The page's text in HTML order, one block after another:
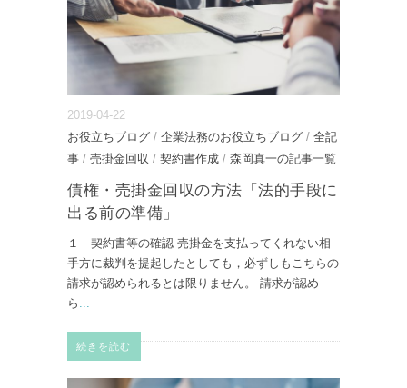
2019-04-22
お役立ちブログ / 企業法務のお役立ちブログ / 全記
事 / 売掛金回収 / 契約書作成 / 森岡真一の記事一覧
債権・売掛金回収の方法「法的手段に
出る前の準備」
１ 契約書等の確認 売掛金を支払ってくれない相
手方に裁判を提起したとしても，必ずしもこちらの
請求が認められるとは限りません。 請求が認め
ら ...
続きを読む